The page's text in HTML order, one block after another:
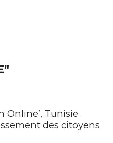
Online’, Tunisie
des citoyens